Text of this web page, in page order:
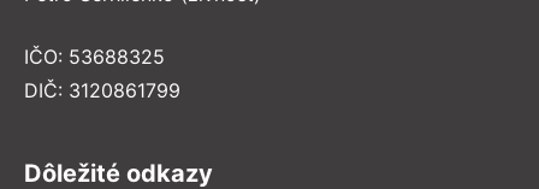
IČO: 53688325
DIČ: 3120861799
Dôležité odkazy